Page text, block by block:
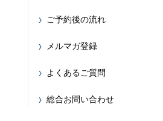
ご予約後の流れ
メルマガ登録
よくあるご質問
総合お問い合わせ